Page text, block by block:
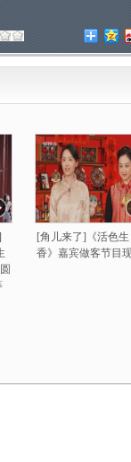
[角儿来了]《活色生
香》嘉宾做客节目